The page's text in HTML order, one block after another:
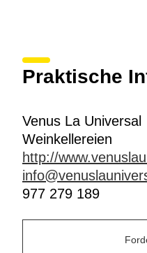
Praktische
Venus La Universal
Weinkellereien
http://
977 279 189